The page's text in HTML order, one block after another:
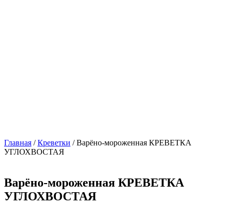
Главная /Креветки / Варёно-мороженная КРЕВЕТКА
УГЛОХВОСТАЯ
Варёно-мороженная КРЕВЕТКА
УГЛОХВОСТАЯ